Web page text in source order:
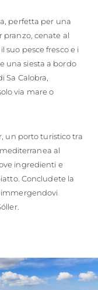
perfetta per una
cenate al
suo pesce fresco e i
una siesta a bordo
Sa Calobra,
via mare o
un porto turistico tra
al
ingredienti e
Concludete la
immergendovi